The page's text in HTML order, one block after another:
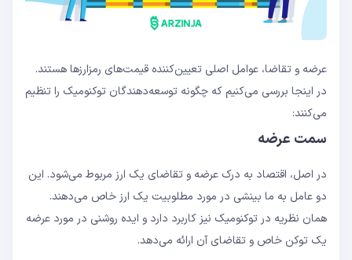
عرضه و تقاضا، عوامل اصلی تعیین‌کننده قیمت‌های رمزارزها هستند.
در اینجا بررسی می‌کنیم که چگونه توسعه‌دهندگان توکنومیک را تنظیم
می‌کنند:
سمت عرضه
در اصل، اقتصاد به درک عرضه و تقاضای یک ارز مربوط می‌شود. این
دو عامل به ما بینشی در مورد مطلوبیت یک ارز خاص می‌دهند.
همان نظریه در توکنومیک نیز کاربرد دارد و ایده روشنی در مورد عرضه
یک توکن خاص و تقاضای آن ارائه می‌دهد.